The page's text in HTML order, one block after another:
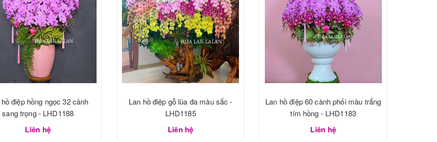
điệp hồng ngọc 32 cành
sang trọng - LHD1188
Liên hệ
Lan hồ điệp gỗ lũa đa màu sắc -
LHD1185
Liên hệ
Lan hồ điệp 60 cành phối màu trắng
tím hồng - LHD1183
Liên hệ